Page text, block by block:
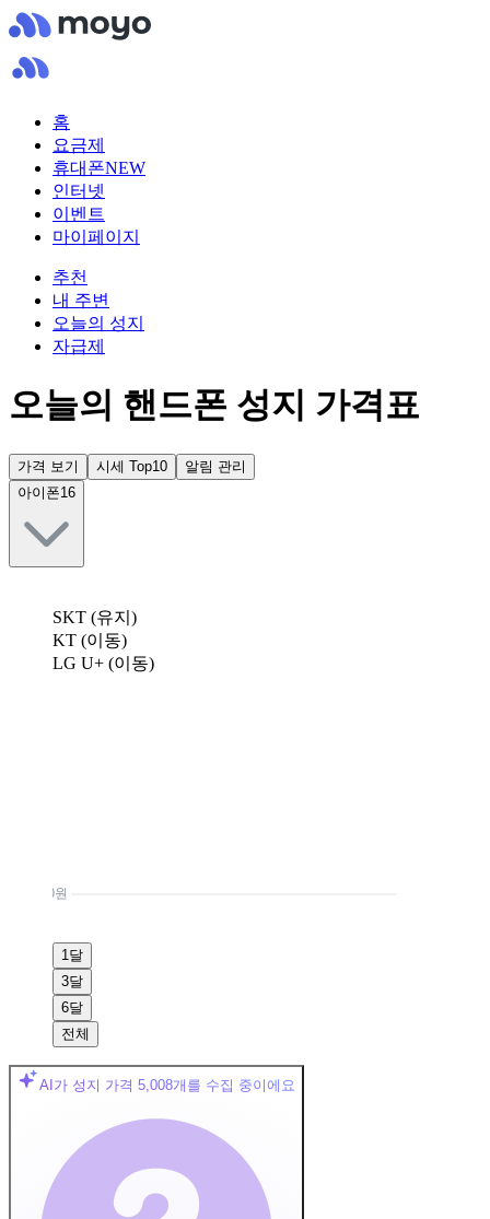
홈
요금제
휴대폰NEW
인터넷
이벤트
마이페이지
추천
내 주변
오늘의 성지
자급제
오늘의 핸드폰 성지 가격표
가격 보기 시세 Top10
알림 관리
아이폰16
SKT (유지)
KT (이동)
LG U+ (이동)
0원
1달
3달
6달
전체
AI가 성지 가격 5,008개를 수집 중이에요